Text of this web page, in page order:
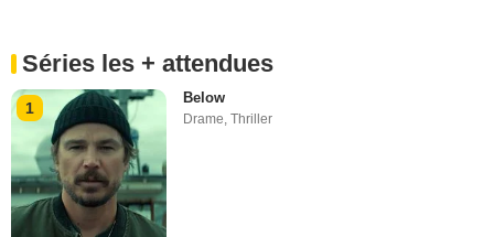
Séries les + attendues
1
Below
Drame ,Thriller